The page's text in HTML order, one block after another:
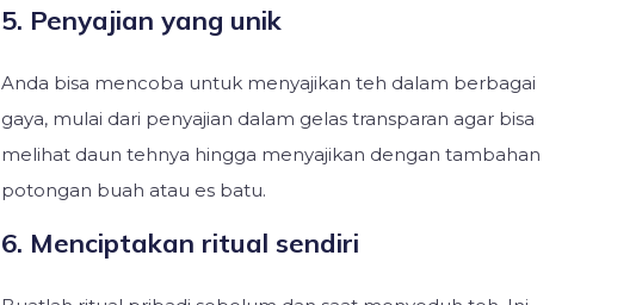
5. Penyajian yang unik
Anda bisa mencoba untuk menyajikan teh dalam berbagai
gaya, mulai dari penyajian dalam gelas transparan agar bisa
melihat daun tehnya hingga menyajikan dengan tambahan
potongan buah atau es batu.
6. Menciptakan ritual sendiri